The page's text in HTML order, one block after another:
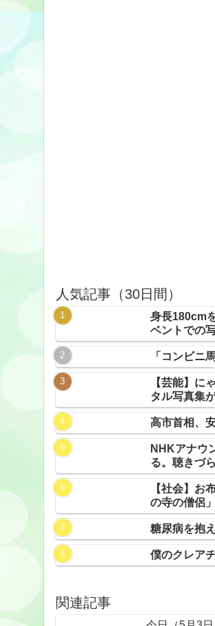
人気記事（30日間）
身長180cm
ベントでの
「コンビニ
【芸能】に
タル写真集
高市首相、
NHKアナウ
る。聴きづら
【社会】お
の寺の僧侶
糖尿病を抱
僕のクレア
関連記事